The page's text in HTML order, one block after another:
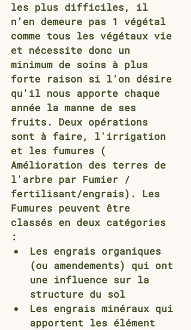
les plus difficiles, il
n’en demeure pas 1 végétal
comme tous les végétaux vie
et nécessite donc un
minimum de soins à plus
forte raison si l’on désire
qu'il nous apporte chaque
année la manne de ses
fruits. Deux opérations
sont à faire, l'irrigation
et les fumures (
Amélioration des terres de
l'arbre par Fumier /
fertilisant/engrais). Les
Fumures peuvent être
classés en deux catégories
:
Les engrais organiques
(ou amendements) qui ont
une influence sur la
structure du sol
Les engrais minéraux qui
apportent les élément